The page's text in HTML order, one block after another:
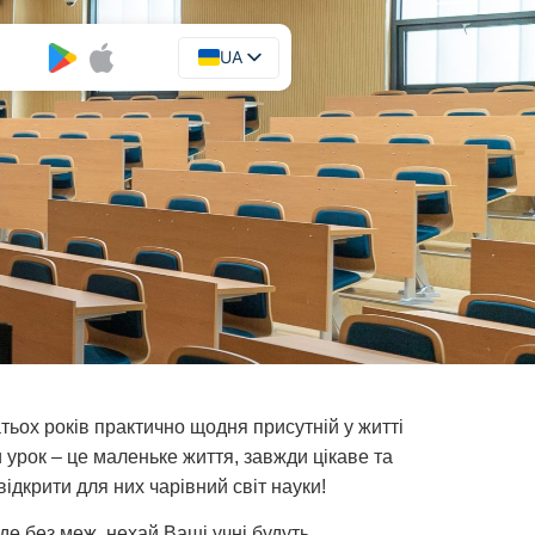
UA
EN
років практично щодня присутній у житті
– це маленьке життя, завжди цікаве та
для них чарівний світ науки!